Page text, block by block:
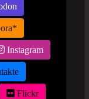
Instagram
Flickr